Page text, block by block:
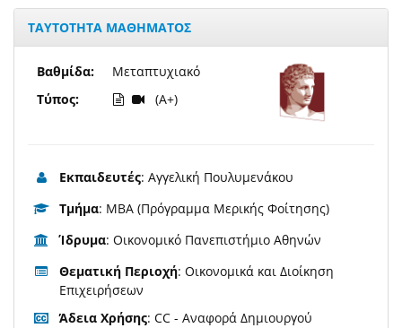
ΤΑΥΤΟΤΗΤΑ ΜΑΘΗΜΑΤΟΣ
Βαθμίδα:
Τύπος:
Μεταπτυχιακό
(A+)
Εκπαιδευτές: Αγγελική Πουλυμενάκου
Τμήμα: MBA (Πρόγραμμα Μερικής Φοίτησης)
Ίδρυμα: Οικονομικό Πανεπιστήμιο Αθηνών
Θεματική Περιοχή: Οικονομικά και Διοίκηση
Επιχειρήσεων
Άδεια Χρήσης: CC - Αναφορά Δημιουργού